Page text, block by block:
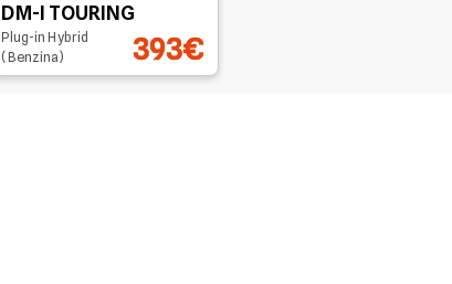
DM-I TOURING
Plug-in Hybrid
(Benzina)
393€